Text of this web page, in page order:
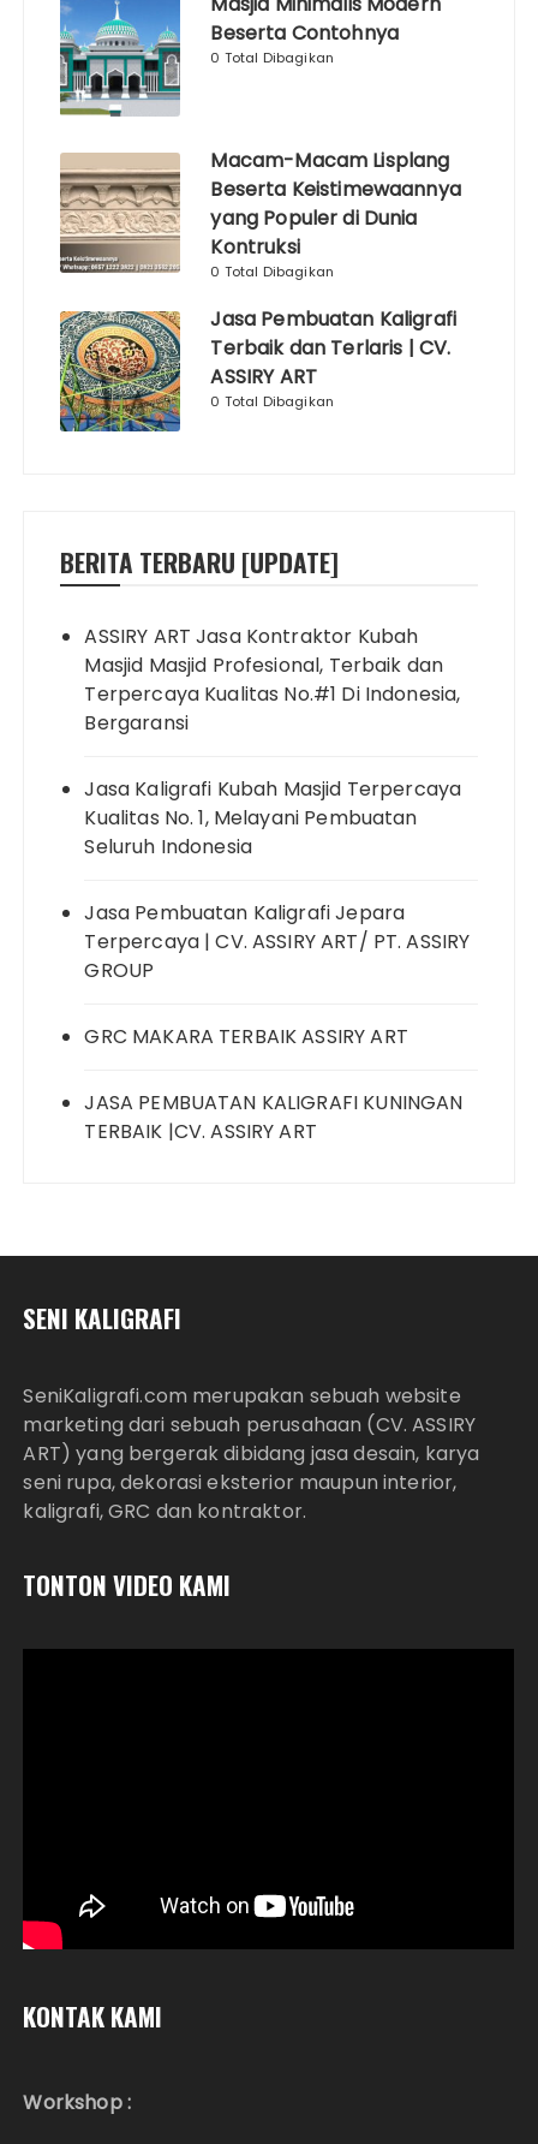
Beserta Contohnya
0 Total Dibagikan
Macam-Macam Lisplang
Beserta Keistimewaannya
yang Populer di Dunia
Kontruksi
0 Total Dibagikan
Jasa Pembuatan Kaligrafi
Terbaik dan Terlaris | CV.
ASSIRY ART
0 Total Dibagikan
BERITA TERBARU [UPDATE]
ASSIRY ART Jasa Kontraktor Kubah
Masjid Masjid Profesional, Terbaik dan
Terpercaya Kualitas No.#1 Di Indonesia,
Bergaransi
Jasa Kaligrafi Kubah Masjid Terpercaya
Kualitas No. 1, Melayani Pembuatan
Seluruh Indonesia
Jasa Pembuatan Kaligrafi Jepara
Terpercaya | CV. ASSIRY ART/ PT. ASSIRY
GROUP
GRC MAKARA TERBAIK ASSIRY ART
JASA PEMBUATAN KALIGRAFI KUNINGAN
TERBAIK |CV. ASSIRY ART
SENI KALIGRAFI
SeniKaligrafi.com merupakan sebuah website
marketing dari sebuah perusahaan (CV. ASSIRY
ART) yang bergerak dibidang jasa desain, karya
seni rupa, dekorasi eksterior maupun interior,
kaligrafi, GRC dan kontraktor.
TONTON VIDEO KAMI
KONTAK KAMI
Workshop :